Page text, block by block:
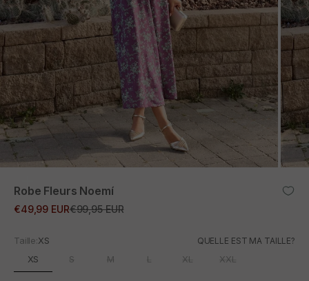
Robe Fleurs Noemí
Prix promotionnel
€49,99 EURPrix normal
€99,95 EUR
Taille:XS QUELLE EST MA TAILLE?
XS S M L XL XXL